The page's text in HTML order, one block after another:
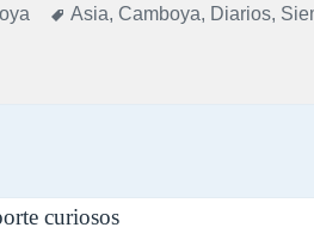
Etiquetas
Asia,Camboya, Diarios,
Camboya – Julio 2013: Día